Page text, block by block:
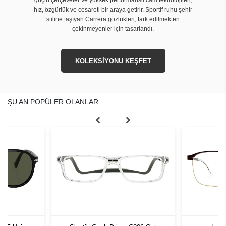
hız, özgürlük ve cesareti bir araya getirir. Sportif ruhu şehir
stiline taşıyan Carrera gözlükleri, fark edilmekten
çekinmeyenler için tasarlandı.
KOLEKSİYONU KEŞFET
ŞU AN POPÜLER OLANLAR